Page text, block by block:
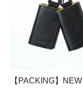
【PACKING】NEW